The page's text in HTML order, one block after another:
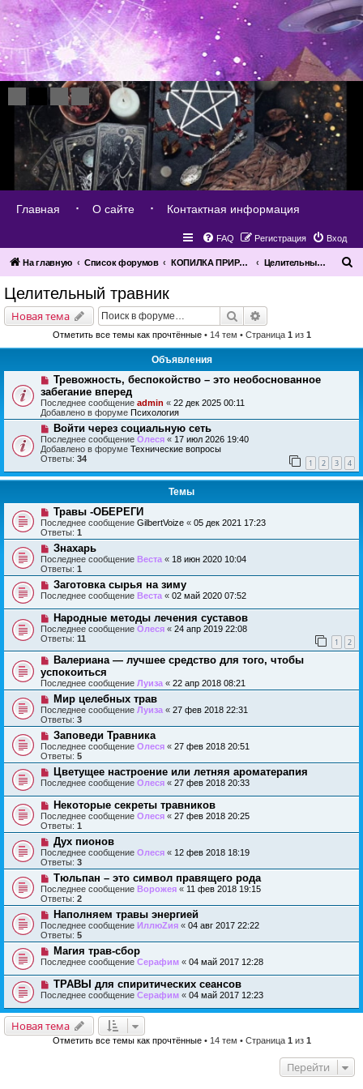
Главная О сайте Контактная информация
Вход
Регистрация
FAQ
На главную Список форумов КОПИЛКА ПРИРОДЫ Целительный травник
Целительный травник
Новая тема Поиск
Отметить все темы как прочтённые• 14 тем • Страница 1 из 1
Объявления
Тревожность, беспокойство – это необоснованное
забегание вперед
Последнее сообщение admin « 22 дек 2025 00:11
Добавлено в форуме Психология
Войти через социальную сеть
Последнее сообщение Олеся « 17 июл 2026 19:40
Добавлено в форуме Технические вопросы
Ответы: 34 1 2 3 4
Темы
Травы -ОБЕРЕГИ
Последнее сообщение GilbertVoize « 05 дек 2021 17:23
Ответы: 1
Знахарь
Последнее сообщение Веста « 18 июн 2020 10:04
Ответы: 1
Заготовка сырья на зиму
Последнее сообщение Веста « 02 май 2020 07:52
Народные методы лечения суставов
Последнее сообщение Олеся « 24 апр 2019 22:08
Ответы: 11 1 2
Валериана — лучшее средство для того, чтобы
успокоиться
Последнее сообщение Луиза « 22 апр 2018 08:21
Мир целебных трав
Последнее сообщение Луиза « 27 фев 2018 22:31
Ответы: 3
Заповеди Травника
Последнее сообщение Олеся « 27 фев 2018 20:51
Ответы: 5
Цветущее настроение или летняя ароматерапия
Последнее сообщение Олеся « 27 фев 2018 20:33
Некоторые секреты травников
Последнее сообщение Олеся « 27 фев 2018 20:25
Ответы: 1
Дух пионов
Последнее сообщение Олеся « 12 фев 2018 18:19
Ответы: 3
Тюльпан – это символ правящего рода
Последнее сообщение Ворожея « 11 фев 2018 19:15
Ответы: 2
Наполняем травы энергией
Последнее сообщение ИллюZия « 04 авг 2017 22:22
Ответы: 5
Магия трав-сбор
Последнее сообщение Серафим « 04 май 2017 12:28
ТРАВЫ для спиритических сеансов
Последнее сообщение Серафим « 04 май 2017 12:23
Новая тема
Отметить все темы как прочтённые• 14 тем • Страница 1 из 1
Перейти